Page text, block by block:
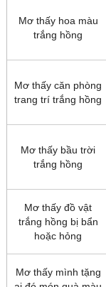
Mơ thấy hoa màu
trắng hồng
Mơ thấy căn phòng
trang trí trắng hồng
Mơ thấy bầu trời
trắng hồng
Mơ thấy đồ vật
trắng hồng bị bẩn
hoặc hỏng
Mơ thấy mình tặng